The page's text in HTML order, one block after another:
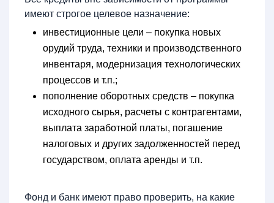
имеют строгое целевое назначение:
инвестиционные цели – покупка новых
орудий труда, техники и производственного
инвентаря, модернизация технологических
процессов и т.п.;
пополнение оборотных средств – покупка
исходного сырья, расчеты с контрагентами,
выплата заработной платы, погашение
налоговых и других задолженностей перед
государством, оплата аренды и т.п.
Фонд и банк имеют право проверить, на какие